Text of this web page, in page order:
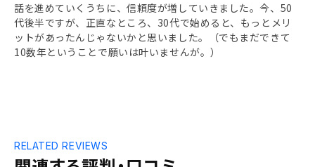
話を進めていくうちに、信頼度が増していきました。今、50
代後半ですが、正直なところ、30代で始めると、もっとメリ
ットがあったんじゃないかと思いました。（でもまだできて
10数年ということで願いは叶いませんが。）
RELATED REVIEWS